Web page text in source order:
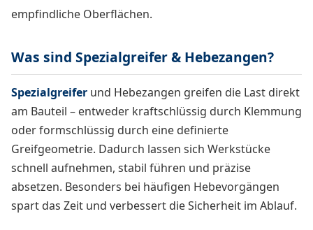
empfindliche Oberflächen.
Was sind Spezialgreifer & Hebezangen?
Spezialgreifer und Hebezangen greifen die Last direkt
am Bauteil – entweder kraftschlüssig durch Klemmung
oder formschlüssig durch eine definierte
Greifgeometrie. Dadurch lassen sich Werkstücke
schnell aufnehmen, stabil führen und präzise
absetzen. Besonders bei häufigen Hebevorgängen
spart das Zeit und verbessert die Sicherheit im Ablauf.